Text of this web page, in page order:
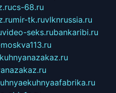
cs-68.ru
mir-tk.ruvlknrussia.ru
video-seks.rubankaribi.ru